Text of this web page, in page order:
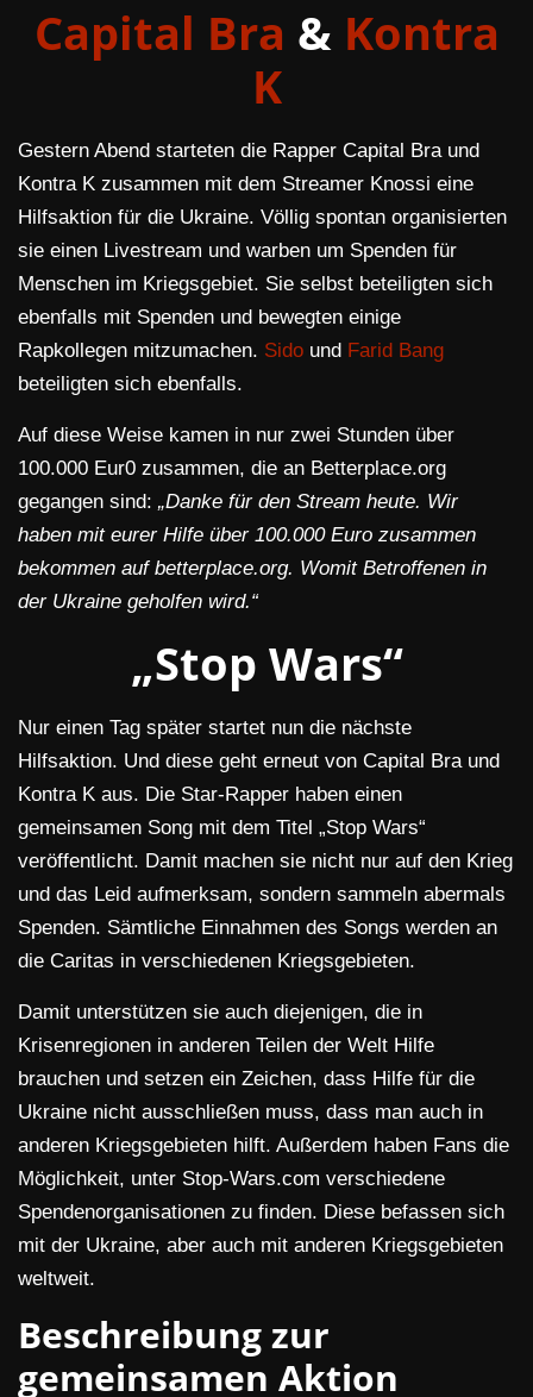
Capital Bra & Kontra
K
Gestern Abend starteten die Rapper Capital Bra und
Kontra K zusammen mit dem Streamer Knossi eine
Hilfsaktion für die Ukraine. Völlig spontan organisierten
sie einen Livestream und warben um Spenden für
Menschen im Kriegsgebiet. Sie selbst beteiligten sich
ebenfalls mit Spenden und bewegten einige
Rapkollegen mitzumachen. Sido und Farid Bang
beteiligten sich ebenfalls.
Auf diese Weise kamen in nur zwei Stunden über
100.000 Eur0 zusammen, die an Betterplace.org
gegangen sind: „Danke für den Stream heute. Wir
haben mit eurer Hilfe über 100.000 Euro zusammen
bekommen auf betterplace.org. Womit Betroffenen in
der Ukraine geholfen wird.“
„Stop Wars“
Nur einen Tag später startet nun die nächste
Hilfsaktion. Und diese geht erneut von Capital Bra und
Kontra K aus. Die Star-Rapper haben einen
gemeinsamen Song mit dem Titel „Stop Wars“
veröffentlicht. Damit machen sie nicht nur auf den Krieg
und das Leid aufmerksam, sondern sammeln abermals
Spenden. Sämtliche Einnahmen des Songs werden an
die Caritas in verschiedenen Kriegsgebieten.
Damit unterstützen sie auch diejenigen, die in
Krisenregionen in anderen Teilen der Welt Hilfe
brauchen und setzen ein Zeichen, dass Hilfe für die
Ukraine nicht ausschließen muss, dass man auch in
anderen Kriegsgebieten hilft. Außerdem haben Fans die
Möglichkeit, unter Stop-Wars.com verschiedene
Spendenorganisationen zu finden. Diese befassen sich
mit der Ukraine, aber auch mit anderen Kriegsgebieten
weltweit.
Beschreibung zur
gemeinsamen Aktion